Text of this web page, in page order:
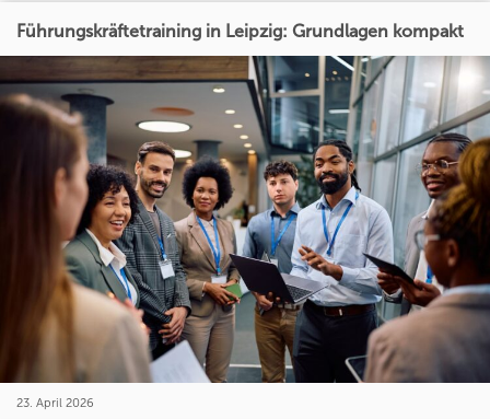
Führungskräftetraining in Leipzig: Grundlagen kompakt
23. April 2026